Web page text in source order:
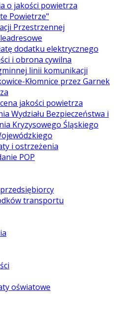
o jakości powietrza
Powietrze"
Przestrzennej
dodatku elektrycznego
i obrona cywilna
linii komunikacji
Kłomnice przez Garnek
jakości powietrza
Wydziału Bezpieczeństwa i
Kryzysowego Śląskiego
i ostrzeżenia
POP
transportu
oświatowe